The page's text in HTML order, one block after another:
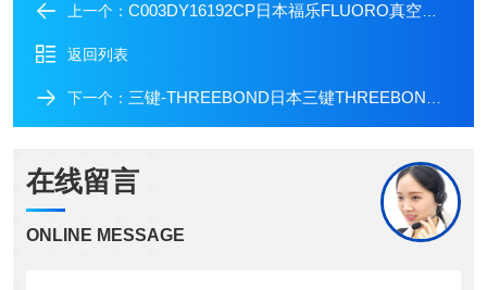
上一个： C003DY16192CP日本福乐FLUORO真空吸笔C003-D-Y-161-92-CP
返回列表
下一个： 三键-THREEBOND日本三键THREEBOND胶水1110F厌氧型液体胶
在线留言
ONLINE MESSAGE